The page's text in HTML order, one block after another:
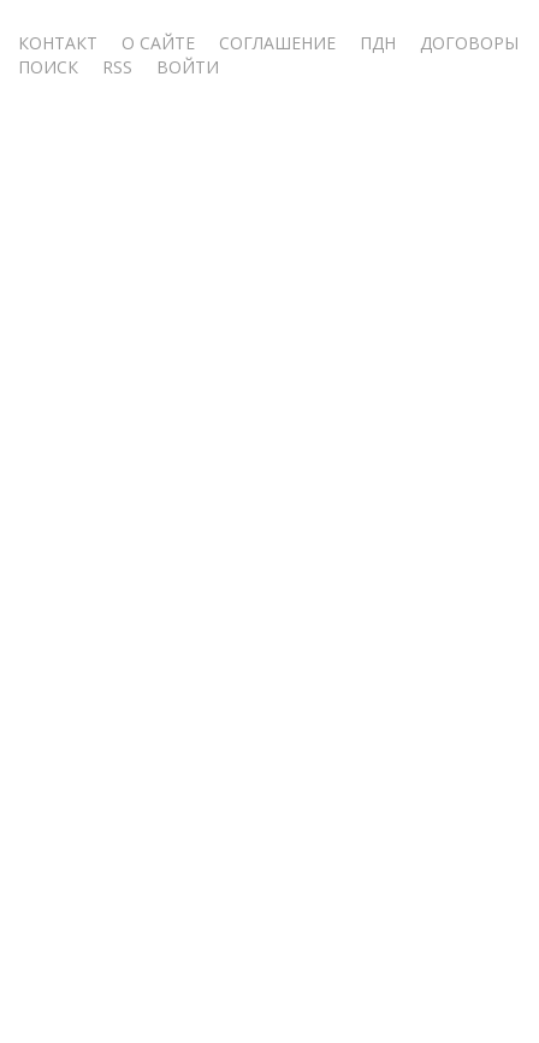
Меню
КОНТАКТ О САЙТЕ СОГЛАШЕНИЕ ПДН
ДОГОВОРЫ
ПОИСК
RSS ВОЙТИ